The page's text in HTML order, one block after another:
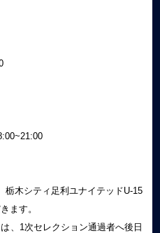
栃木シティ足利ユナイテッドU-15
ます。
、1次セレクション通過者へ後日